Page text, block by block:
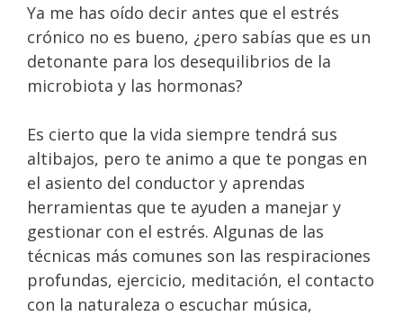
Ya me has oído decir antes que el estrés
crónico no es bueno, ¿pero sabías que es un
detonante para los desequilibrios de la
microbiota y las hormonas?
Es cierto que la vida siempre tendrá sus
altibajos, pero te animo a que te pongas en
el asiento del conductor y aprendas
herramientas que te ayuden a manejar y
gestionar con el estrés. Algunas de las
técnicas más comunes son las respiraciones
profundas, ejercicio, meditación, el contacto
con la naturaleza o escuchar música,